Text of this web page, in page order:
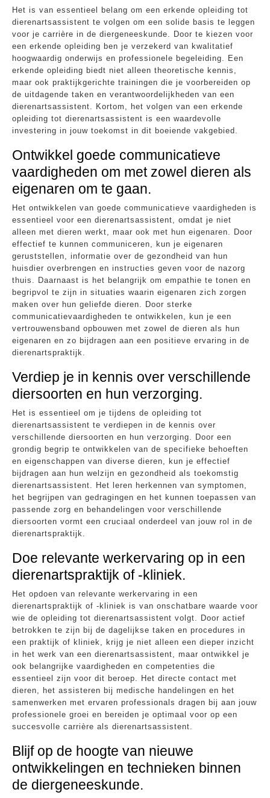
Het is van essentieel belang om een erkende opleiding tot
dierenartsassistent te volgen om een solide basis te leggen
voor je carrière in de diergeneeskunde. Door te kiezen voor
een erkende opleiding ben je verzekerd van kwalitatief
hoogwaardig onderwijs en professionele begeleiding. Een
erkende opleiding biedt niet alleen theoretische kennis,
maar ook praktijkgerichte trainingen die je voorbereiden op
de uitdagende taken en verantwoordelijkheden van een
dierenartsassistent. Kortom, het volgen van een erkende
opleiding tot dierenartsassistent is een waardevolle
investering in jouw toekomst in dit boeiende vakgebied.
Ontwikkel goede communicatieve
vaardigheden om met zowel dieren als
eigenaren om te gaan.
Het ontwikkelen van goede communicatieve vaardigheden is
essentieel voor een dierenartsassistent, omdat je niet
alleen met dieren werkt, maar ook met hun eigenaren. Door
effectief te kunnen communiceren, kun je eigenaren
geruststellen, informatie over de gezondheid van hun
huisdier overbrengen en instructies geven voor de nazorg
thuis. Daarnaast is het belangrijk om empathie te tonen en
begripvol te zijn in situaties waarin eigenaren zich zorgen
maken over hun geliefde dieren. Door sterke
communicatievaardigheden te ontwikkelen, kun je een
vertrouwensband opbouwen met zowel de dieren als hun
eigenaren en zo bijdragen aan een positieve ervaring in de
dierenartspraktijk.
Verdiep je in kennis over verschillende
diersoorten en hun verzorging.
Het is essentieel om je tijdens de opleiding tot
dierenartsassistent te verdiepen in de kennis over
verschillende diersoorten en hun verzorging. Door een
grondig begrip te ontwikkelen van de specifieke behoeften
en eigenschappen van diverse dieren, kun je effectief
bijdragen aan hun welzijn en gezondheid als toekomstig
dierenartsassistent. Het leren herkennen van symptomen,
het begrijpen van gedragingen en het kunnen toepassen van
passende zorg en behandelingen voor verschillende
diersoorten vormt een cruciaal onderdeel van jouw rol in de
dierenartspraktijk.
Doe relevante werkervaring op in een
dierenartspraktijk of -kliniek.
Het opdoen van relevante werkervaring in een
dierenartspraktijk of -kliniek is van onschatbare waarde voor
wie de opleiding tot dierenartsassistent volgt. Door actief
betrokken te zijn bij de dagelijkse taken en procedures in
een praktijk of kliniek, krijg je niet alleen een dieper inzicht
in het werk van een dierenartsassistent, maar ontwikkel je
ook belangrijke vaardigheden en competenties die
essentieel zijn voor dit beroep. Het directe contact met
dieren, het assisteren bij medische handelingen en het
samenwerken met ervaren professionals dragen bij aan jouw
professionele groei en bereiden je optimaal voor op een
succesvolle carrière als dierenartsassistent.
Blijf op de hoogte van nieuwe
ontwikkelingen en technieken binnen
de diergeneeskunde.